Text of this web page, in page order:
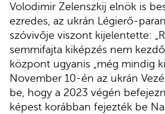
Volodimir Zelenszkij elnök is
ezredes, az ukrán Légierő-
szóvivője viszont kijelentette:
semmifajta kiképzés nem
központ ugyanis „még mindig
November 10-én az ukrán
be, hogy a 2023 végén
képest korábban fejezték be